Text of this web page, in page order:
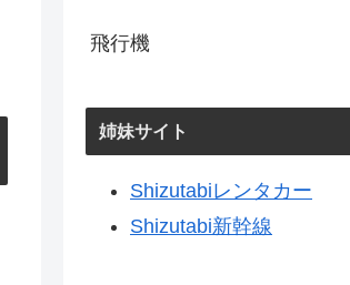
飛行機
姉妹サイト
Shizutabiレンタカー
Shizutabi新幹線